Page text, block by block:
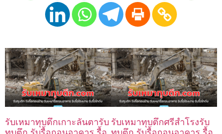
รับเหมาทุบตึกเกาะลันตารับ รับเหมาทุบตึกศรีสำโรงรับ